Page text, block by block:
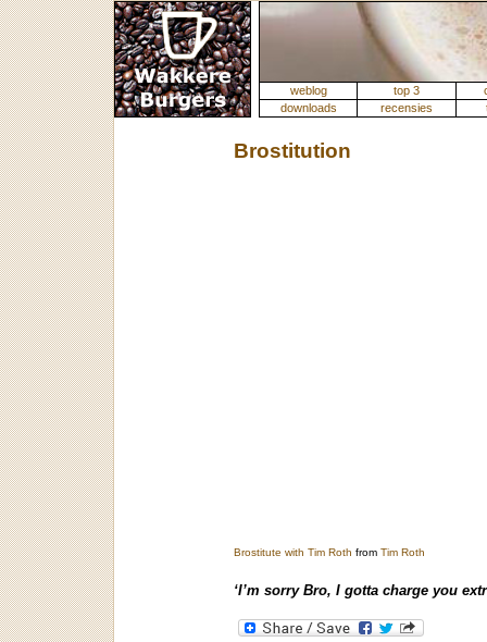
weblog top 3
downloads
recensies
Brostitution
Brostitute with Tim Roth from Tim Roth
‘I’m sorry Bro, I gotta charge you